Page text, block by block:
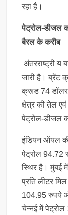
रहा है।
पेट्रोल-डीजल
बैरल के करीब
अंतरराष्ट्री य
जारी है। ब्रेंट
क्रूड 74 डॉलर
क्षेत्र की तेल
पेट्रोल-डीजल
इंडियन ऑयल की
पेट्रोल 94.72
स्थिर है। मुंबई
प्रति लीटर
104.95 रुपये
चेन्नई में